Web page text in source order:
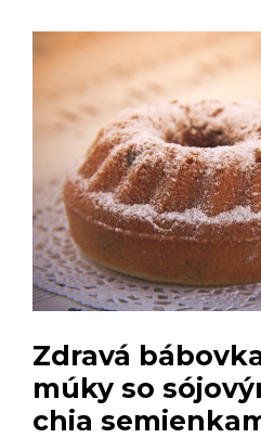
Zdravá
múky so
chia